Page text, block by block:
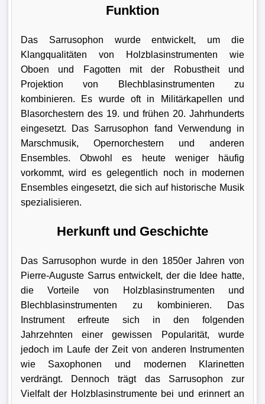
Funktion
Das Sarrusophon wurde entwickelt, um die
Klangqualitäten von Holzblasinstrumenten wie
Oboen und Fagotten mit der Robustheit und
Projektion von Blechblasinstrumenten zu
kombinieren. Es wurde oft in Militärkapellen und
Blasorchestern des 19. und frühen 20. Jahrhunderts
eingesetzt. Das Sarrusophon fand Verwendung in
Marschmusik, Opernorchestern und anderen
Ensembles. Obwohl es heute weniger häufig
vorkommt, wird es gelegentlich noch in modernen
Ensembles eingesetzt, die sich auf historische Musik
spezialisieren.
Herkunft und Geschichte
Das Sarrusophon wurde in den 1850er Jahren von
Pierre-Auguste Sarrus entwickelt, der die Idee hatte,
die Vorteile von Holzblasinstrumenten und
Blechblasinstrumenten zu kombinieren. Das
Instrument erfreute sich in den folgenden
Jahrzehnten einer gewissen Popularität, wurde
jedoch im Laufe der Zeit von anderen Instrumenten
wie Saxophonen und modernen Klarinetten
verdrängt. Dennoch trägt das Sarrusophon zur
Vielfalt der Holzblasinstrumente bei und erinnert an